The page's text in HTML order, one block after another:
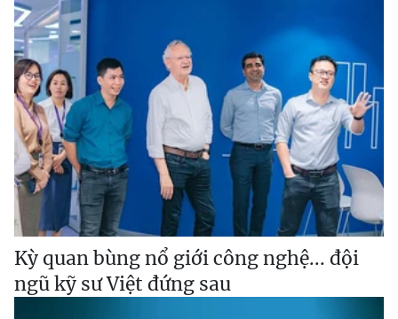
Kỳ quan bùng nổ giới công nghệ... đội
ngũ kỹ sư Việt đứng sau